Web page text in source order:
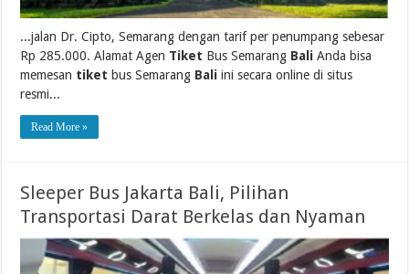
...jalan Dr. Cipto, Semarang dengan tarif per penumpang sebesar
Rp 285.000. Alamat Agen Tiket Bus Semarang Bali Anda bisa
memesan tiket bus Semarang Bali ini secara online di situs
resmi...
Read More »
Sleeper Bus Jakarta Bali, Pilihan
Transportasi Darat Berkelas dan Nyaman